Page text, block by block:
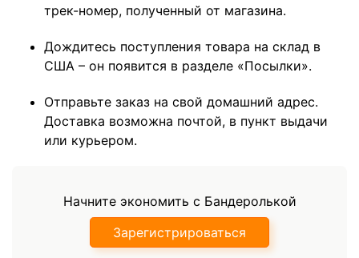
трек-номер, полученный от магазина.
Дождитесь поступления товара на склад в
США – он появится в разделе «Посылки».
Отправьте заказ на свой домашний адрес.
Доставка возможна почтой, в пункт выдачи
или курьером.
Начните экономить с Бандеролькой
Зарегистрироваться